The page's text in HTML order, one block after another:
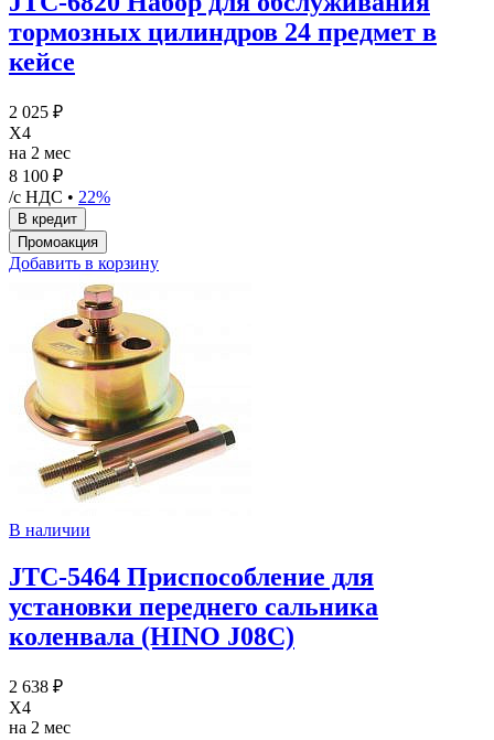
тормозных цилиндров 24 предмет в
кейсе
2 025 ₽
X4
на 2 мес
8 100 ₽
/с НДС • 22%
Добавить в корзину
В наличии
JTC-5464 Приспособление для
установки переднего сальника
коленвала (HINO J08C)
2 638 ₽
X4
на 2 мес